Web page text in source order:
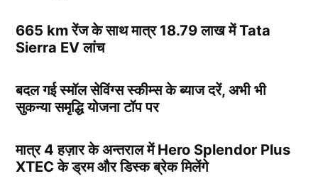
665 km रेंज के साथ मात्र 18.79 लाख में Tata
Sierra EV लांच
बदल गई स्मॉल सेविंग्स स्कीम्स के ब्याज दरें, अभी भी
सुकन्या समृद्धि योजना टॉप पर
मात्र 4 हज़ार के अन्तराल में Hero Splendor Plus
XTEC के ड्रम और डिस्क ब्रेक मिलेंगे